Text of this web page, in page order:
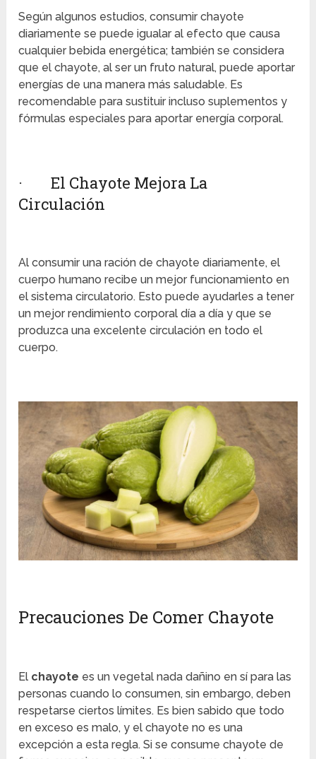
Según algunos estudios, consumir chayote
diariamente se puede igualar al efecto que causa
cualquier bebida energética; también se considera
que el chayote, al ser un fruto natural, puede aportar
energías de una manera más saludable. Es
recomendable para sustituir incluso suplementos y
fórmulas especiales para aportar energía corporal.
· El Chayote Mejora La
Circulación
Al consumir una ración de chayote diariamente, el
cuerpo humano recibe un mejor funcionamiento en
el sistema circulatorio. Esto puede ayudarles a tener
un mejor rendimiento corporal día a día y que se
produzca una excelente circulación en todo el
cuerpo.
Precauciones De Comer Chayote
El chayote es un vegetal nada dañino en sí para las
personas cuando lo consumen, sin embargo, deben
respetarse ciertos límites. Es bien sabido que todo
en exceso es malo, y el chayote no es una
excepción a esta regla. Si se consume chayote de